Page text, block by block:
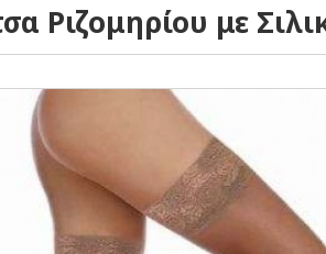
Ριζομηρίου με